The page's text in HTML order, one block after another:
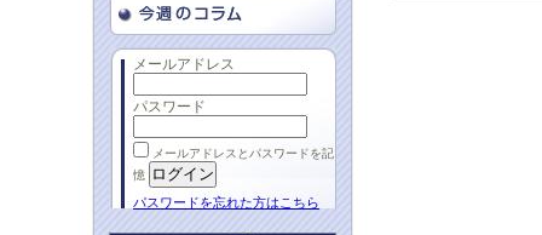
メールアドレス
パスワード
メールアドレスとパスワードを記
憶
パスワードを忘れた方はこちら